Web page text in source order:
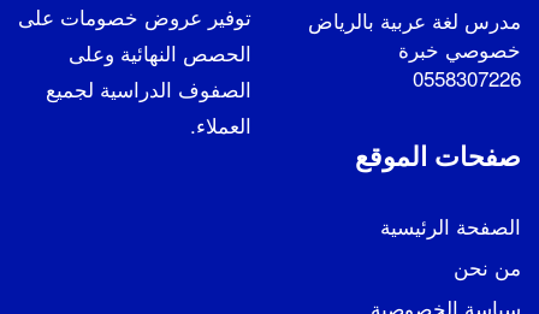
توفير عروض خصومات على
الحصص النهائية وعلى
الصفوف الدراسية لجميع
العملاء.
مدرس لغة عربية بالرياض
خصوصي خبرة
0558307226
صفحات الموقع
الصفحة الرئيسية
من نحن
سياسة الخصوصية